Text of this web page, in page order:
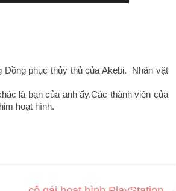
phục thủy thủ của Akebi.  Nhân vật
là bạn của anh ấy.Các thành viên của
hoạt hình.